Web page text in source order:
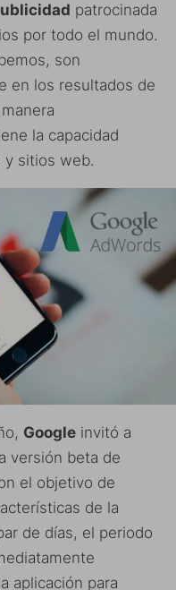
patrocinada
por todo el mundo.
son
en los resultados de
la capacidad
y sitios web.
Google invitó a
versión beta de
el objetivo de
de la
de días, el periodo
aplicación para